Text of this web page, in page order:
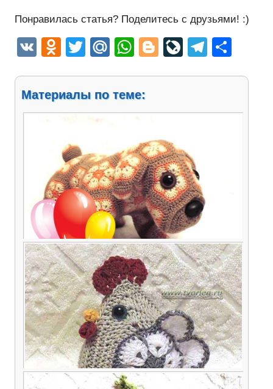
Понравилась статья? Поделитесь с друзьями! :)
VK Odnoklassniki
TwitterMail.Ru
WhatsApp
Blogger
Материалы по теме:
Как появился Шарик… или промежуточный
отчёт по он-лайну